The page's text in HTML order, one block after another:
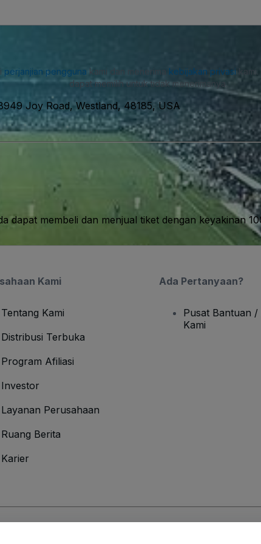
perjanjian pengguna kami dan menerima kebijakan privasi
dapat memilih untuk tidak menerimanya.
Joy Road, Westland, 48185, USA
dapat membeli dan menjual tiket dengan keyakinan
Kami
Tentang Kami
Distribusi Terbuka
Program Afiliasi
Investor
Layanan Perusahaan
Ruang Berita
Karier
Ada Pertanyaan?
Pusat Bantuan /
Kami